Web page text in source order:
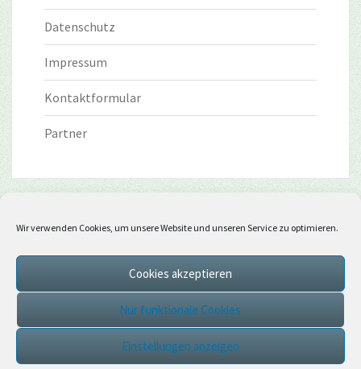
Wir verwenden Cookies, um unsere Website und unseren Service zu optimieren.
Cookies akzeptieren
Nur funktionale Cookies
Einstellungen anzeigen
Datenschutz
Impressum
Kontaktformular
Partner
Stolz präsentiert von WordPress